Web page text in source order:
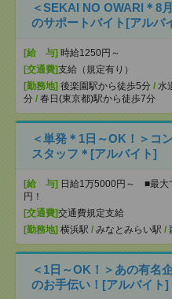
＜SEKAI NO OWARI＊8
のサポートバイト[アルバ
[給 与] 時給1250円～
[交通費]支給（規定有り）
[勤務地] 後楽園駅から徒歩5分 / 水
分 / 春日(東京都)駅から徒歩7分
＜単発＊1日～OK！＞コ
スタッフ＊[アルバイト]
[給 与] 日給1万5000円～ ■最大
円！
[交通費]交通費規定支給
[勤務地] 横浜駅 / みなとみらい駅 /
＜1日～OK！＞あの有名
のお手伝い！[アルバイト]